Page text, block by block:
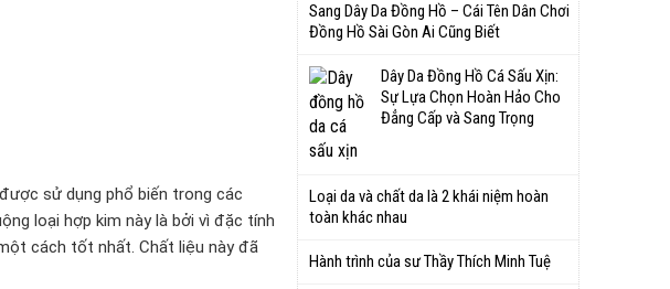
sử dụng phổ biến trong các
loại hợp kim này là bởi vì đặc tính
cách tốt nhất. Chất liệu này đã
Sang Dây Da Đồng Hồ – Cái Tên Dân Chơi
Đồng Hồ Sài Gòn Ai Cũng Biết
Dây Da Đồng Hồ Cá Sấu Xịn:
Sự Lựa Chọn Hoàn Hảo Cho
Đẳng Cấp và Sang Trọng
Loại da và chất da là 2 khái niệm hoàn
toàn khác nhau
Hành trình của sư Thầy Thích Minh Tuệ